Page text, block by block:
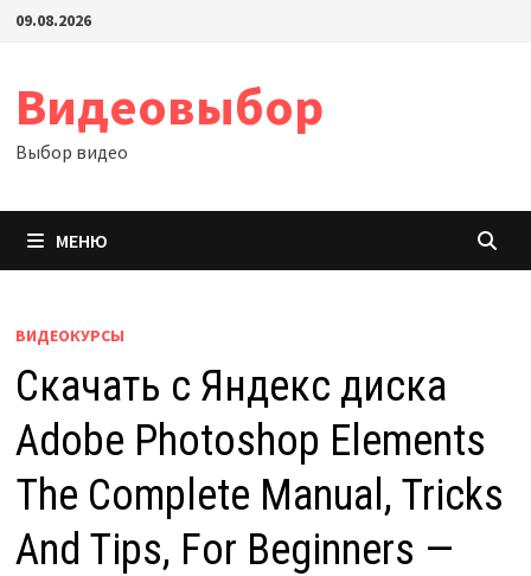
Перейти
09.08.2026
Видеовыбор
Выбор видео
МЕНЮ
ВИДЕОКУРСЫ
Скачать с Яндекс диска
Adobe Photoshop Elements
The Complete Manual, Tricks
And Tips, For Beginners —